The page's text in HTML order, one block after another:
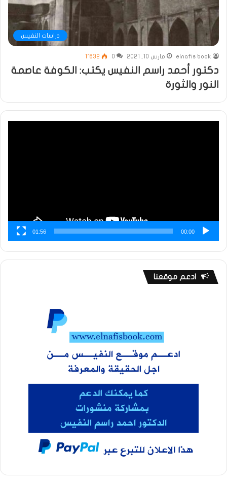
دراسات النفيس
elnafis book مارس 10, 2021 0 1٬632
دكتور أحمد راسم النفيس يكتب: الكوفة عاصمة
النور والثورة
00:00
01:56
ادعم موقعنا